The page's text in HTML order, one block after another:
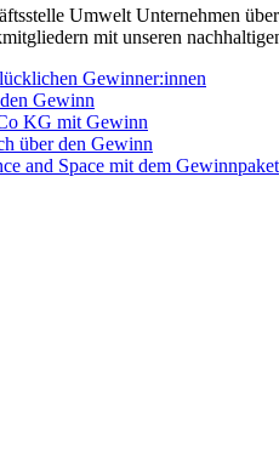
Umwelt Unternehmen
mit unseren